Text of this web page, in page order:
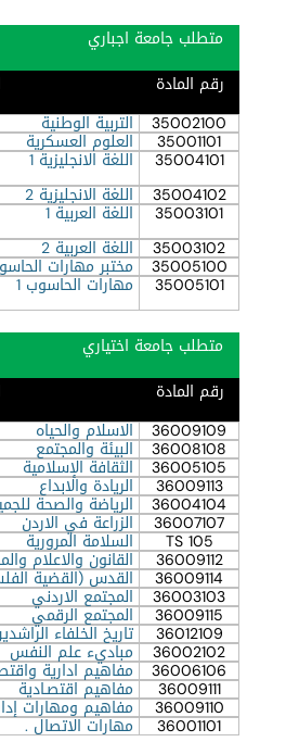
متطلب جامعة اجباري
رقم المادة
35002100 التربية الوطنية
35001101 العلوم العسكرية
35004101 اللغة الانجليزية 1
35004102
اللغة الانجليزية 2
35003101 اللغة العربية 1
35003102
اللغة العربية 2
35005100 مختبر مهارات
35005101 مهارات الحاسوب 1
متطلب جامعة اختياري
رقم المادة
36009109 الاسلام والحياه
36008108 البيئة والمجتمع
36005105 الثقافة الإسلامية
36009113 الريادة والابداع
36004104 الرياضة والصحة
36007107 الزراعة في الاردن
TS 105 السلامة المرورية
36009112 القانون والاعلام
36009114 القدس (القضية
36003103 المجتمع الاردني
36009115 المجتمع الرقمي
36012109 تاريخ الخلفاء
36002102 مباديء علم النفس
36006106 مفاهيم ادارية
36009111 مفاهيم اقتصـادية
36009110 مفاهيم ومهارات
36001101 مهارات الاتصال .